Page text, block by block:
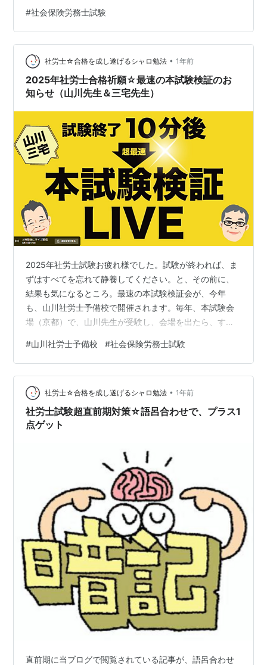
の流れ（2013〜2016年） 🌸 スタートはゼロから 法律も
年金も全く勉強していない状態で上司に勧められ挑戦 初
受験2013年は択一式32点、選択式もほとんど歯が立たず
→ 約600時間勉強 努力の積み重ね 2014年は講義重複＋
毎日コツコツ勉強 → 約1,400時間 2015年は社労士＋行…
#社会保険労務士試験
社労士☆合格を成し遂げるシャロ勉法 • 1年前
2025年社労士合格祈願☆最速の本試験検証のお
知らせ（山川先生＆三宅先生）
2025年社労士試験お疲れ様でした。試験が終われば、ま
ずはすべてを忘れて静養してください。と、その前に、
結果も気になるところ。最速の本試験検証会が、今年
も、山川社労士予備校で開催されます。毎年、本試験会
場（京都）で、山川先生が受験し、会場を出たら、すぐ
受験したばかりの先生から、ホットな情報が得られま
す。帰宅中に、耳だけでも聞いてみると、少し落ち着け
る ☆御礼☆ 最後までお読み頂きありがとうございます。
下記のアイコンをクリックすると、他の素晴らしい社労
士や資格関連のブログの一覧が表示されます。 参考にな
りますので、ぜひ閲覧してみてください。 【…
#山川社労士予備校 #社会保険労務士試験
社労士☆合格を成し遂げるシャロ勉法 • 1年前
社労士試験超直前期対策☆語呂合わせで、プラス1
点ゲット
直前期に当ブログで閲覧されている記事が、語呂合わせ